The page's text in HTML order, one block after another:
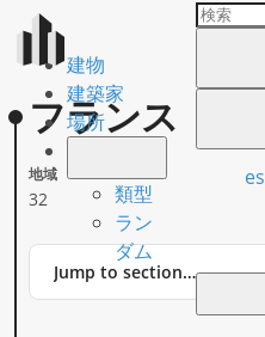
建物
建築家
場所
類型
ラン
ダム
es
フランス
地域
32
Jump